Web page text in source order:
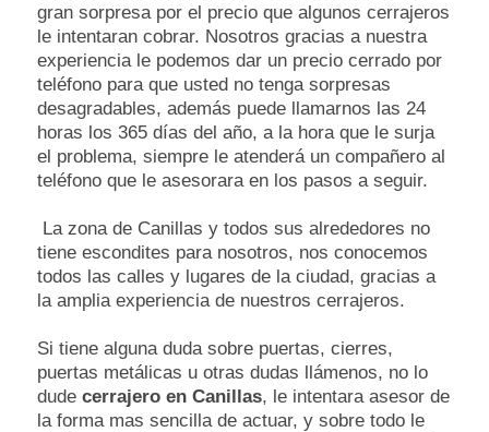
gran sorpresa por el precio que algunos cerrajeros
le intentaran cobrar. Nosotros gracias a nuestra
experiencia le podemos dar un precio cerrado por
teléfono para que usted no tenga sorpresas
desagradables, además puede llamarnos las 24
horas los 365 días del año, a la hora que le surja
el problema, siempre le atenderá un compañero al
teléfono que le asesorara en los pasos a seguir.
La zona de Canillas y todos sus alrededores no
tiene escondites para nosotros, nos conocemos
todos las calles y lugares de la ciudad, gracias a
la amplia experiencia de nuestros cerrajeros.
Si tiene alguna duda sobre puertas, cierres,
puertas metálicas u otras dudas llámenos, no lo
dude cerrajero en Canillas, le intentara asesor de
la forma mas sencilla de actuar, y sobre todo le